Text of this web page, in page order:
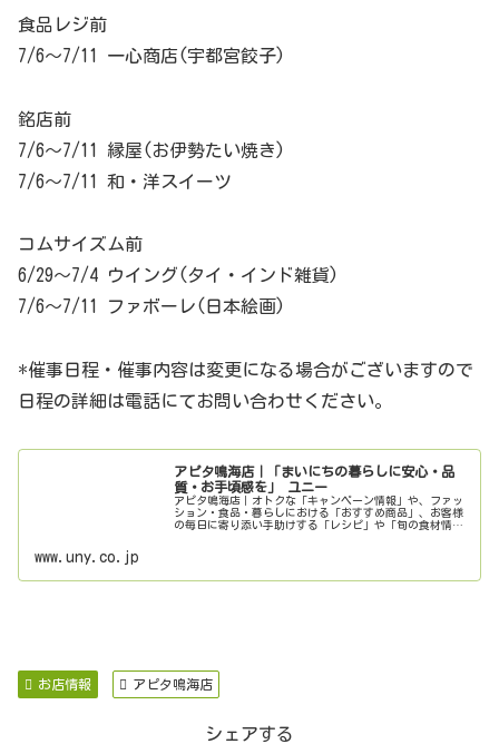
食品レジ前
7/6～7/11 一心商店(宇都宮餃子)
銘店前
7/6～7/11 縁屋(お伊勢たい焼き)
7/6～7/11 和・洋スイーツ
コムサイズム前
6/29～7/4 ウイング(タイ・インド雑貨)
7/6～7/11 ファボーレ(日本絵画)
*催事日程・催事内容は変更になる場合がございますので
日程の詳細は電話にてお問い合わせください。
アピタ鳴海店｜「まいにちの暮らしに安心・品
質・お手頃感を」 ユニー
アピタ鳴海店｜オトクな「キャンペーン情報」や、ファッ
ション・食品・暮らしにおける「おすすめ商品」、お客様
の毎日に寄り添い手助けする「レシピ」や「旬の食材情
www.uny.co.jp
お店情報 アピタ鳴海店
シェアする